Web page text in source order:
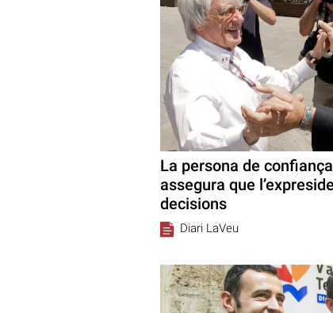
La persona de
assegura que
decisions
Diari LaVeu